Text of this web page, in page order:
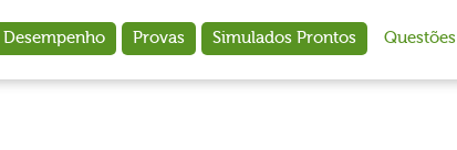
Desempenho Provas Simulados Prontos Questões